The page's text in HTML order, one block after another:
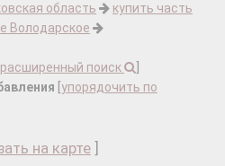
область
купить часть
Володарское
расширенный поиск
упорядочить по
на карте